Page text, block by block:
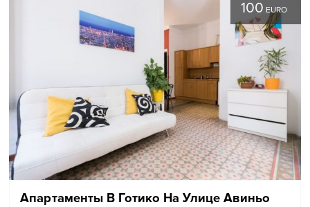
100 EURO
Апартаменты В Готико На Улице Авиньо